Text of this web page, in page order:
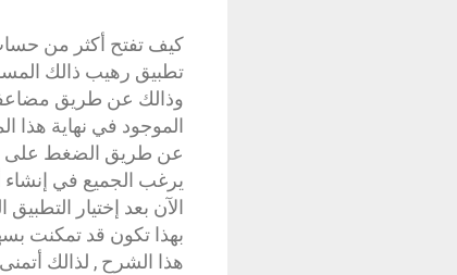
كيف تفتح أكثر من
وذالك عن طريق
الموجود في نهاية هذا
عن طريق الضغط على زر
يرغب الجميع في
الآن بعد إختيار
بهذا تكون قد تمكنت
هذا الشرح , لذالك